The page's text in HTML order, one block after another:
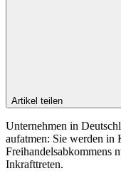
Artikel teilen
Unternehmen in
aufatmen: Sie werden in
Freihandelsabkommens
Inkrafttreten.